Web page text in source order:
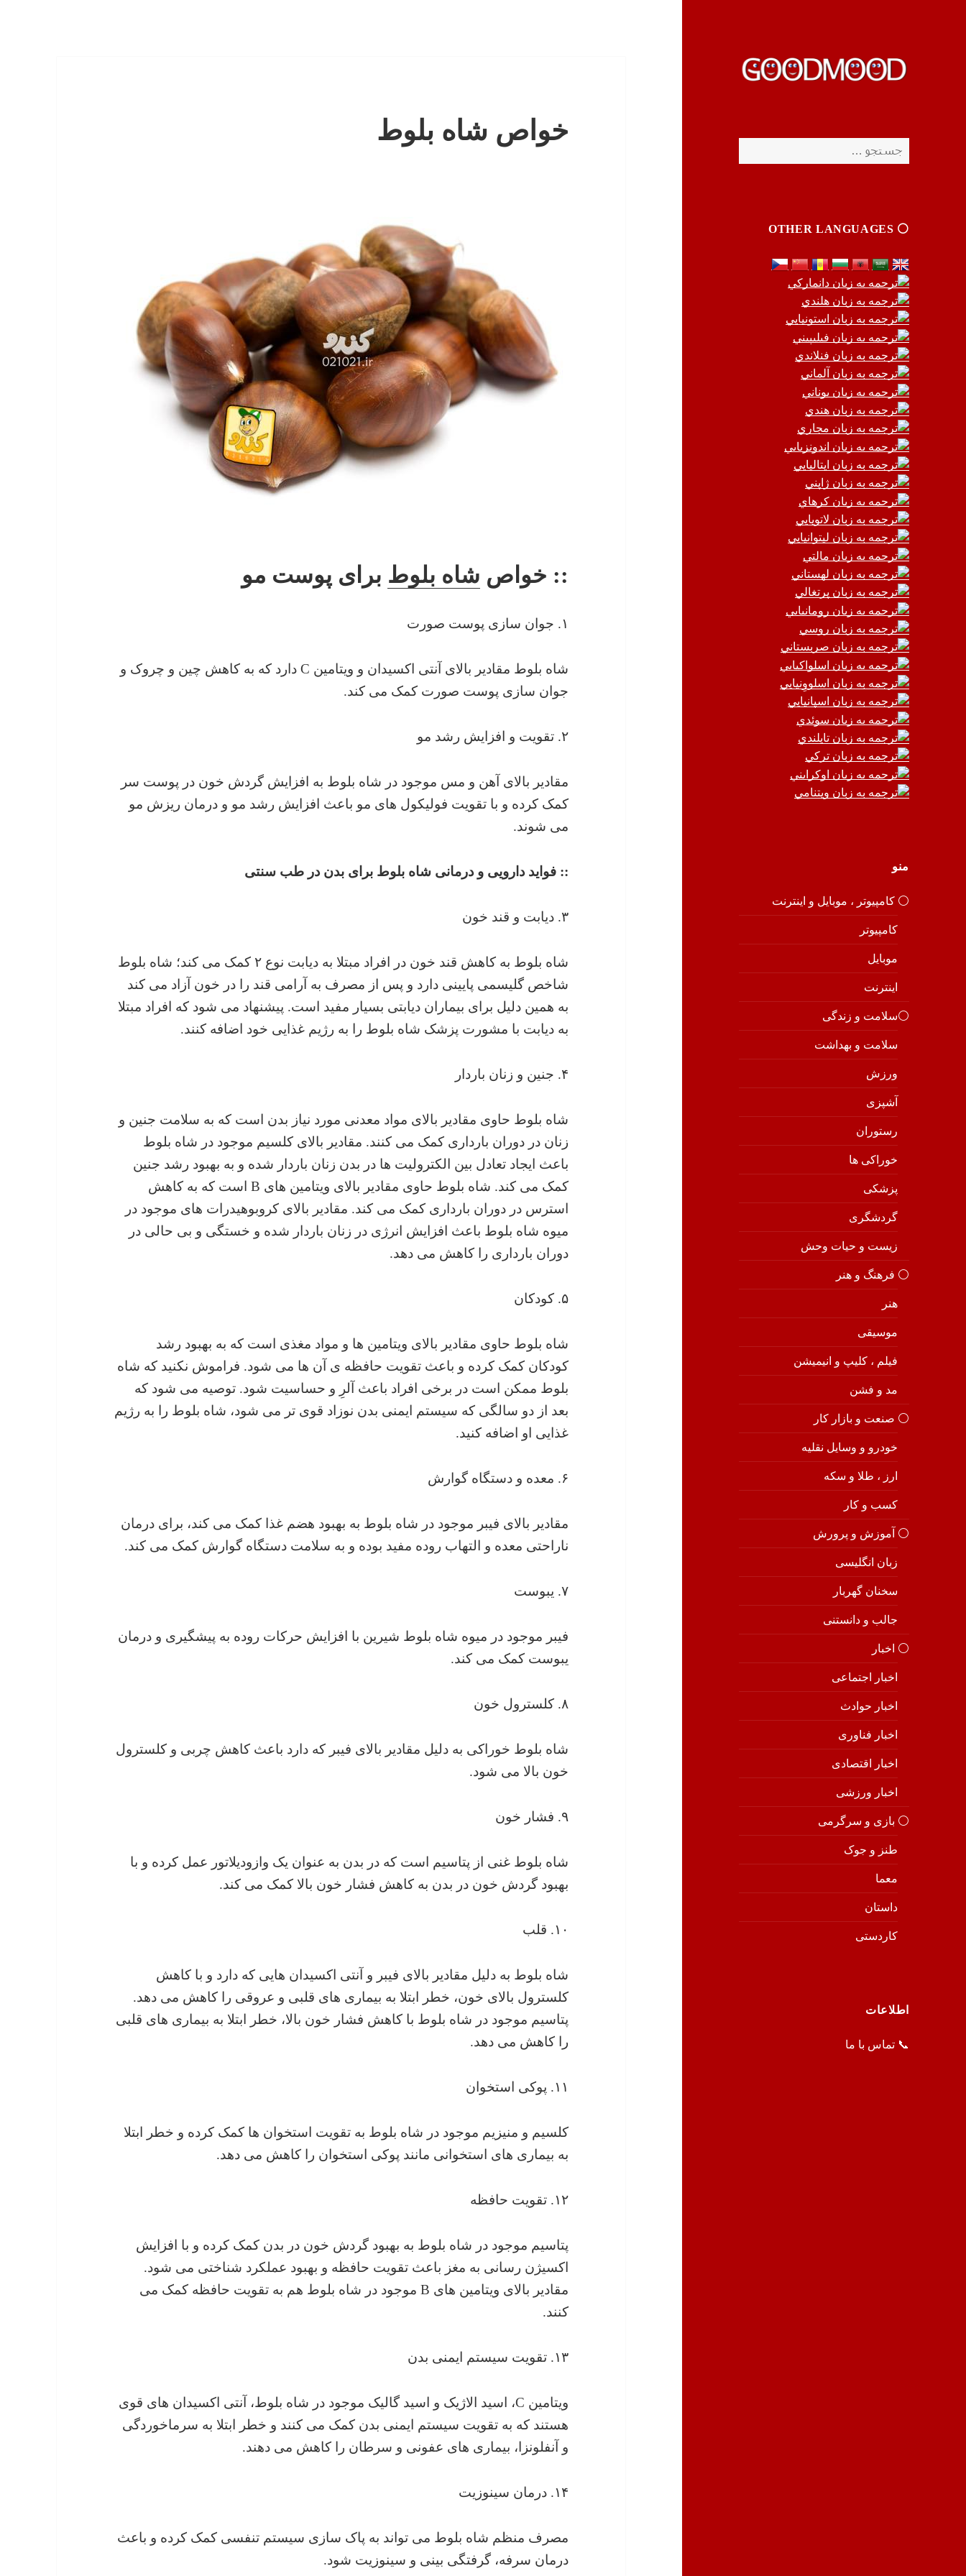
برای:
⚪️ OTHER LANGUAGES
منو
⚪️ کامپیوتر ، موبایل و اینترنت
کامپیوتر
موبایل
اینترنت
⚪️سلامت و زندگی
سلامت و بهداشت
ورزش
آشپزی
رستوران
خوراکی ها
پزشکی
گردشگری
زیست و حیات وحش
⚪️ فرهنگ و هنر
هنر
موسیقی
فیلم ، کلیپ و انیمیشن
مد و فشن
⚪️ صنعت و بازار کار
خودرو و وسایل نقلیه
ارز ، طلا و سکه
کسب و کار
⚪️ آموزش و پرورش
زبان انگلیسی
سخنان گهربار
جالب و دانستنی
⚪️ اخبار
اخبار اجتماعی
اخبار حوادث
اخبار فناوری
اخبار اقتصادی
اخبار ورزشی
⚪️ بازی و سرگرمی
طنز و جوک
معما
داستان
کاردستی
اطلاعات
📞 تماس با ما
خواص شاه بلوط
:: خواص شاه بلوط برای پوست مو
۱. جوان سازی پوست صورت
شاه بلوط مقادیر بالای آنتی اکسیدان و ویتامین C دارد که به کاهش چین و چروک و
جوان سازی پوست صورت کمک می کند.
۲. تقویت و افزایش رشد مو
مقادیر بالای آهن و مس موجود در شاه بلوط به افزایش گردش خون در پوست سر
کمک کرده و با تقویت فولیکول های مو باعث افزایش رشد مو و درمان ریزش مو
می شوند.
:: فواید دارویی و درمانی شاه بلوط برای بدن در طب سنتی
۳. دیابت و قند خون
شاه بلوط به کاهش قند خون در افراد مبتلا به دیابت نوع ۲ کمک می کند؛ شاه بلوط
شاخص گلیسمی پایینی دارد و پس از مصرف به آرامی قند را در خون آزاد می کند
به همین دلیل برای بیماران دیابتی بسیار مفید است. پیشنهاد می شود که افراد مبتلا
به دیابت با مشورت پزشک شاه بلوط را به رژیم غذایی خود اضافه کنند.
۴. جنین و زنان باردار
شاه بلوط حاوی مقادیر بالای مواد معدنی مورد نیاز بدن است که به سلامت جنین و
زنان در دوران بارداری کمک می کنند. مقادیر بالای کلسیم موجود در شاه بلوط
باعث ایجاد تعادل بین الکترولیت ها در بدن زنان باردار شده و به بهبود رشد جنین
کمک می کند. شاه بلوط حاوی مقادیر بالای ویتامین های B است که به کاهش
استرس در دوران بارداری کمک می کند. مقادیر بالای کروبوهیدرات های موجود در
میوه شاه بلوط باعث افزایش انرژی در زنان باردار شده و خستگی و بی حالی در
دوران بارداری را کاهش می دهد.
۵. کودکان
شاه بلوط حاوی مقادیر بالای ویتامین ها و مواد مغذی است که به بهبود رشد
کودکان کمک کرده و باعث تقویت حافظه ی آن ها می شود. فراموش نکنید که شاه
بلوط ممکن است در برخی افراد باعث آلرِ و حساسیت شود. توصیه می شود که
بعد از دو سالگی که سیستم ایمنی بدن نوزاد قوی تر می شود، شاه بلوط را به رژیم
غذایی او اضافه کنید.
۶. معده و دستگاه گوارش
مقادیر بالای فیبر موجود در شاه بلوط به بهبود هضم غذا کمک می کند، برای درمان
ناراحتی معده و التهاب روده مفید بوده و به سلامت دستگاه گوارش کمک می کند.
۷. یبوست
فیبر موجود در میوه شاه بلوط شیرین با افزایش حرکات روده به پیشگیری و درمان
یبوست کمک می کند.
۸. کلسترول خون
شاه بلوط خوراکی به دلیل مقادیر بالای فیبر که دارد باعث کاهش چربی و کلسترول
خون بالا می شود.
۹. فشار خون
شاه بلوط غنی از پتاسیم است که در بدن به عنوان یک وازودیلاتور عمل کرده و با
بهبود گردش خون در بدن به کاهش فشار خون بالا کمک می کند.
۱۰. قلب
شاه بلوط به دلیل مقادیر بالای فیبر و آنتی اکسیدان هایی که دارد و با کاهش
کلسترول بالای خون، خطر ابتلا به بیماری های قلبی و عروقی را کاهش می دهد.
پتاسیم موجود در شاه بلوط با کاهش فشار خون بالا، خطر ابتلا به بیماری های قلبی
را کاهش می دهد.
۱۱. پوکی استخوان
کلسیم و منیزیم موجود در شاه بلوط به تقویت استخوان ها کمک کرده و خطر ابتلا
به بیماری های استخوانی مانند پوکی استخوان را کاهش می دهد.
۱۲. تقویت حافظه
پتاسیم موجود در شاه بلوط به بهبود گردش خون در بدن کمک کرده و با افزایش
اکسیژن رسانی به مغز باعث تقویت حافظه و بهبود عملکرد شناختی می شود.
مقادیر بالای ویتامین های B موجود در شاه بلوط هم به تقویت حافظه کمک می
کنند.
۱۳. تقویت سیستم ایمنی بدن
ویتامین C، اسید الاژیک و اسید گالیک موجود در شاه بلوط، آنتی اکسیدان های قوی
هستند که به تقویت سیستم ایمنی بدن کمک می کنند و خطر ابتلا به سرماخوردگی
و آنفلونزا، بیماری های عفونی و سرطان را کاهش می دهند.
۱۴. درمان سینوزیت
مصرف منظم شاه بلوط می تواند به پاک سازی سیستم تنفسی کمک کرده و باعث
درمان سرفه، گرفتگی بینی و سینوزیت شود.